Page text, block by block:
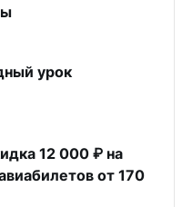
урок
12 000 ₽ на
от 170